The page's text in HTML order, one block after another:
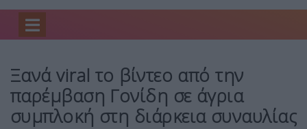
Home
Ξανά viral το βίντεο από την
παρέμβαση Γονίδη σε άγρια
συμπλοκή στη διάρκεια συναυλίας